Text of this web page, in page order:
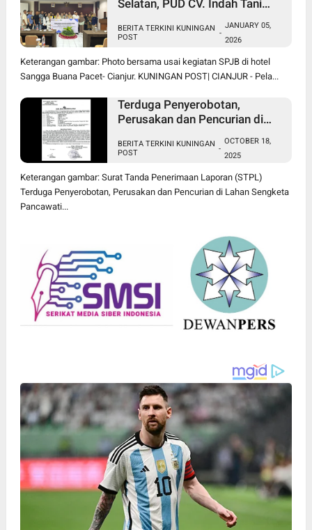
Selatan, PUD CV. Indah Tani
Sesuai HET
BERITA TERKINI KUNINGAN
POST
-
JANUARY 05,
2026
Keterangan gambar: Photo bersama usai kegiatan SPJB di hotel
Sangga Buana Pacet- Cianjur. KUNINGAN POST| CIANJUR - Pela...
Terduga Penyerobotan,
Perusakan dan Pencurian di
Bogor Dilaporkan ke Polisi
BERITA TERKINI KUNINGAN
POST
-
OCTOBER 18,
2025
Keterangan gambar: Surat Tanda Penerimaan Laporan (STPL)
Terduga Penyerobotan, Perusakan dan Pencurian di Lahan Sengketa
Pancawati...